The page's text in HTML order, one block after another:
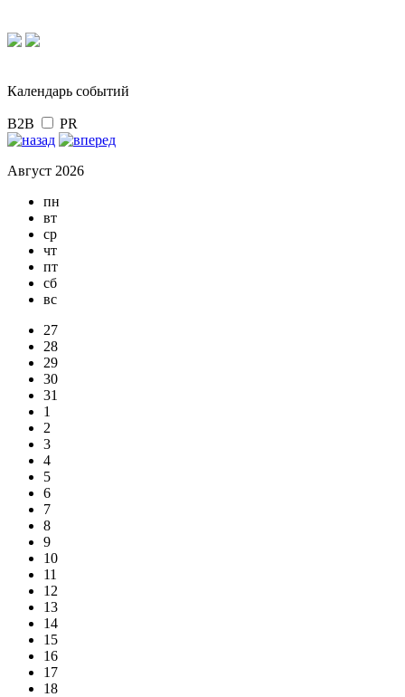
Календарь событий
B2B PR
Август 2026
пн
вт
ср
чт
пт
сб
вс
27
28
29
30
31
1
2
3
4
5
6
7
8
9
10
11
12
13
14
15
16
17
18